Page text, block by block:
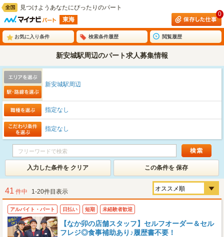
見つけようあなたにぴったりのパート
東海
0
お気に入り条件 検索条件履歴 閲覧履歴
新安城駅周辺のパート求人募集情報
新安城駅周辺
指定なし
指定なし
入力した条件を クリア この条件を 保存
41 件中 1-20件目表示
アルバイト・パート 日払い 短期 未経験者歓迎
【なか卯の店舗スタッフ】セルフオーダー＆セル
フレジ◎食事補助あり♪履歴書不要！